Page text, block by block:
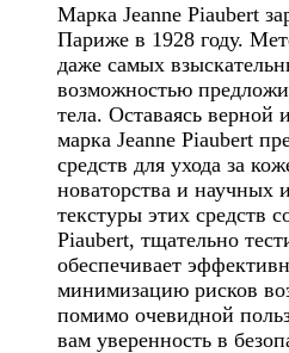
Марка Jeanne Piaubert
Париже в 1928 году.
даже самых
возможностью
тела. Оставаясь верной
марка Jeanne Piaubert
средств для ухода за
новаторства и научных
текстуры этих средств
Piaubert, тщательно
обеспечивает
минимизацию рисков
помимо очевидной
вам уверенность в